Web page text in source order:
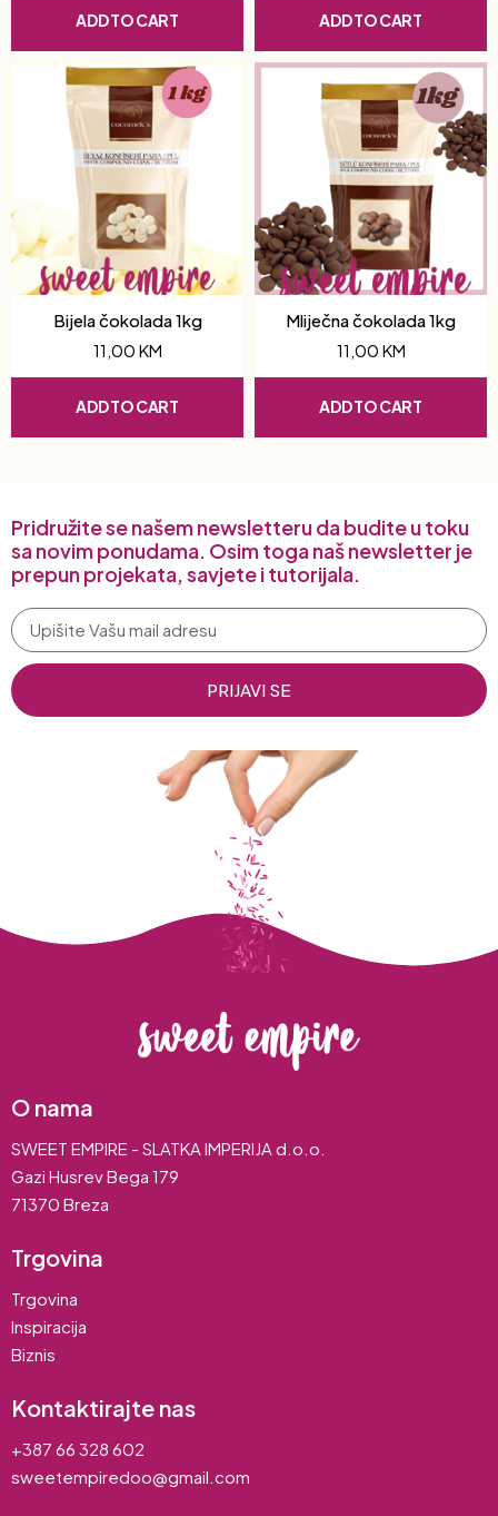
ADD TO CART ADD TO CART
Bijela čokolada 1kg
11,00 KM
ADD TO CART
Mliječna čokolada 1kg
11,00 KM
ADD TO CART
Pridružite se našem newsletteru da budite u toku
sa novim ponudama. Osim toga naš newsletter je
prepun projekata, savjete i tutorijala.
PRIJAVI SE
O nama
SWEET EMPIRE - SLATKA IMPERIJA d.o.o.
Gazi Husrev Bega 179
71370 Breza
Trgovina
Trgovina
Inspiracija
Biznis
Kontaktirajte nas
+387 66 328 602
sweetempiredoo@gmail.com